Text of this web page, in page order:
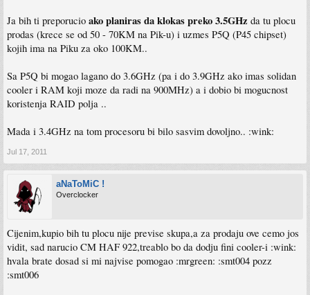
Ja bih ti preporucio ako planiras da klokas preko 3.5GHz da tu plocu
prodas (krece se od 50 - 70KM na Pik-u) i uzmes P5Q (P45 chipset)
kojih ima na Piku za oko 100KM..
Sa P5Q bi mogao lagano do 3.6GHz (pa i do 3.9GHz ako imas solidan
cooler i RAM koji moze da radi na 900MHz) a i dobio bi mogucnost
koristenja RAID polja ..
Mada i 3.4GHz na tom procesoru bi bilo sasvim dovoljno.. :wink:
Jul 17, 2011
aNaToMiC !
Overclocker
Cijenim,kupio bih tu plocu nije previse skupa,a za prodaju ove cemo jos
vidit, sad narucio CM HAF 922,treablo bo da dodju fini cooler-i :wink:
hvala brate dosad si mi najvise pomogao :mrgreen: :smt004 pozz
:smt006